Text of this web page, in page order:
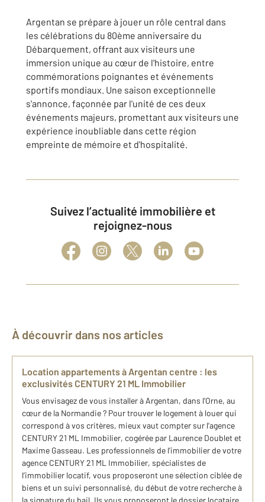
Argentan se prépare à jouer un rôle central dans
les célébrations du 80ème anniversaire du
Débarquement, offrant aux visiteurs une
immersion unique au cœur de l'histoire, entre
commémorations poignantes et événements
sportifs mondiaux. Une saison exceptionnelle
s'annonce, façonnée par l'unité de ces deux
événements majeurs, promettant aux visiteurs une
expérience inoubliable dans cette région
empreinte de mémoire et d'hospitalité.
Suivez l’actualité immobilière et
rejoignez-nous
À découvrir dans nos articles
Location appartements à Argentan centre : les
exclusivités CENTURY 21 ML Immobilier
Vous envisagez de vous installer à Argentan, dans l’Orne, au
cœur de la Normandie ? Pour trouver le logement à louer qui
correspond à vos critères, mieux vaut compter sur l’agence
CENTURY 21 ML Immobilier, cogérée par Laurence Doublet et
Maxime Gasseau. Les professionnels de l’immobilier de votre
agence CENTURY 21 ML Immobilier, spécialistes de
l’immobilier locatif, vous proposeront une sélection ciblée de
biens et un suivi personnalisé, du début de votre recherche à
la signature du bail. Ils vous proposeront le dossier locataire